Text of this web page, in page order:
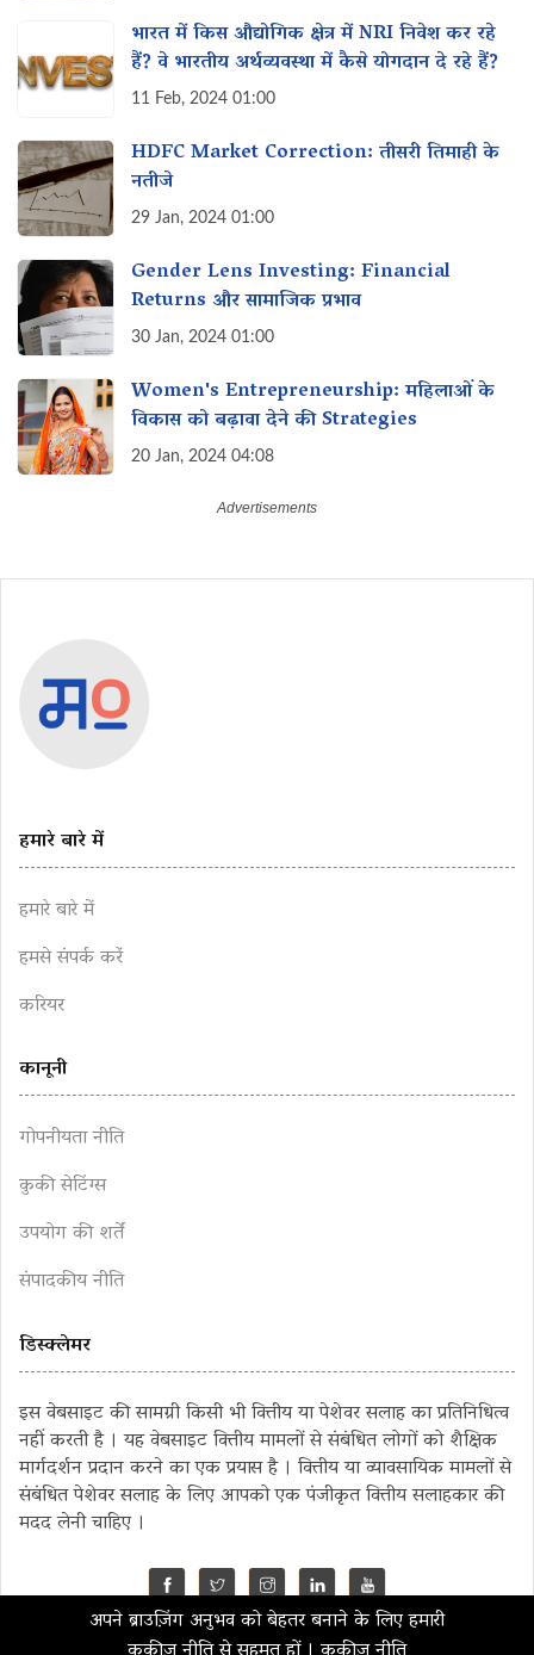
भारत में किस औद्योगिक क्षेत्र में NRI निवेश कर रहे
हैं? वे भारतीय अर्थव्यवस्था में कैसे योगदान दे रहे हैं?
11 Feb, 2024 01:00
HDFC Market Correction: तीसरी तिमाही के
नतीजे
29 Jan, 2024 01:00
Gender Lens Investing: Financial
Returns और सामाजिक प्रभाव
30 Jan, 2024 01:00
Women's Entrepreneurship: महिलाओं के
विकास को बढ़ावा देने की Strategies
20 Jan, 2024 04:08
हमारे बारे में
हमारे बारे में
हमसे संपर्क करें
करियर
कानूनी
गोपनीयता नीति
कुकी सेटिंग्स
उपयोग की शर्तें
संपादकीय नीति
डिस्क्लेमर
इस वेबसाइट की सामग्री किसी भी वित्तीय या पेशेवर सलाह का प्रतिनिधित्व
नहीं करती है । यह वेबसाइट वित्तीय मामलों से संबंधित लोगों को शैक्षिक
मार्गदर्शन प्रदान करने का एक प्रयास है । वित्तीय या व्यावसायिक मामलों से
संबंधित पेशेवर सलाह के लिए आपको एक पंजीकृत वित्तीय सलाहकार की
मदद लेनी चाहिए ।
©2023 MahaMoney
अपने ब्राउज़िंग अनुभव को बेहतर बनाने के लिए हमारी